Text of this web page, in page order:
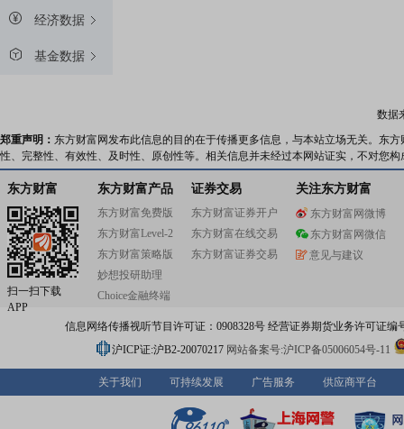
经济数据
基金数据
数据
郑重声明： 东方财富网发布此信息的目的在于传播更多信息，与本站立场无关。东
性、完整性、有效性、及时性、原创性等。相关信息并未经过本网站证实，不对您
东方财富
扫一扫下载
APP
东方财富产品
东方财富免费版
东方财富Level-2
东方财富策略版
妙想投研助理
Choice金融终端
证券交易
东方财富证券开户
东方财富在线交易
东方财富证券交易
关注东方财富
东方财富网微博
东方财富网微信
意见与建议
信息网络传播视听节目许可证：0908328号 经营证券期货业务许可证编
沪ICP证:沪B2-20070217 网站备案号:沪ICP备05006054号-11
关于我们 可持续发展 广告服务 供应商平台